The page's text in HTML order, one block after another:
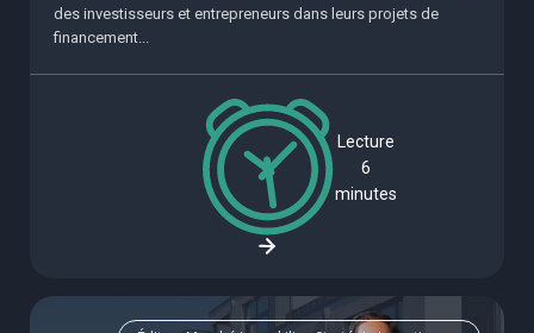
des investisseurs et entrepreneurs dans leurs projets de
financement...
Lecture
6
minutes